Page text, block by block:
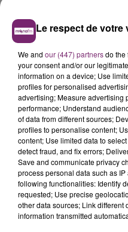
Le respect de votre
We and our (447) partnersdo the
your consent and/or our
information on a device; Use
profiles for personalised
advertising; Measure advertising
performance; Understand
of data from different sources;
profiles to personalise content;
content; Use limited data to
detect fraud, and fix errors;
Save and communicate privacy
process personal data such as
following functionalities: Identify
requested; Use precise
other data sources; Link different
information transmitted